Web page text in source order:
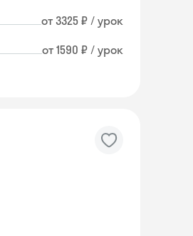
от 3325 ₽ / урок
от 1590 ₽ / урок